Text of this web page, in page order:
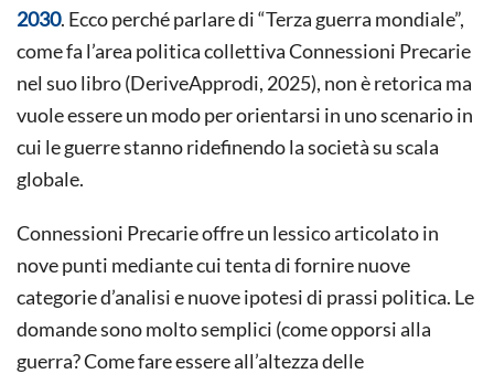
2030. Ecco perché parlare di “Terza guerra mondiale”,
come fa l’area politica collettiva Connessioni Precarie
nel suo libro (DeriveApprodi, 2025), non è retorica ma
vuole essere un modo per orientarsi in uno scenario in
cui le guerre stanno ridefinendo la società su scala
globale.
Connessioni Precarie offre un lessico articolato in
nove punti mediante cui tenta di fornire nuove
categorie d’analisi e nuove ipotesi di prassi politica. Le
domande sono molto semplici (come opporsi alla
guerra? Come fare essere all’altezza delle